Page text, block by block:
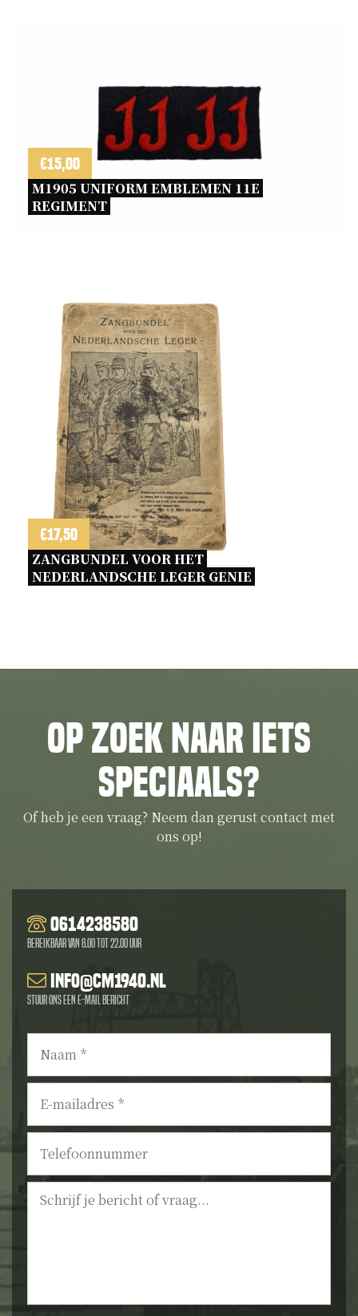
€15,00
M1905 UNIFORM EMBLEMEN 11E
REGIMENT
€17,50
ZANGBUNDEL VOOR HET
NEDERLANDSCHE LEGER GENIE
Op zoek naar iets
speciaals?
Of heb je een vraag? Neem dan gerust contact met
ons op!
0614238580
Bereikbaar van 8.00 tot 22.00 uur
info@cm1940.nl
Stuur ons een e-mail bericht
Naam *
E-
mailadres *
Telefoonnummer
Bericht